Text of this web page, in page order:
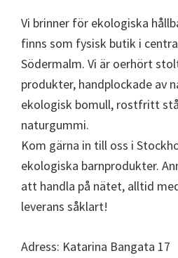
Vi brinner för ekologiska
finns som fysisk butik i
Södermalm. Vi är oerhört
produkter, handplockade av
ekologisk bomull, rostfritt
naturgummi.
Kom gärna in till oss i
ekologiska barnprodukter.
att handla på nätet, alltid
leverans såklart!
Adress: Katarina Bangata 17